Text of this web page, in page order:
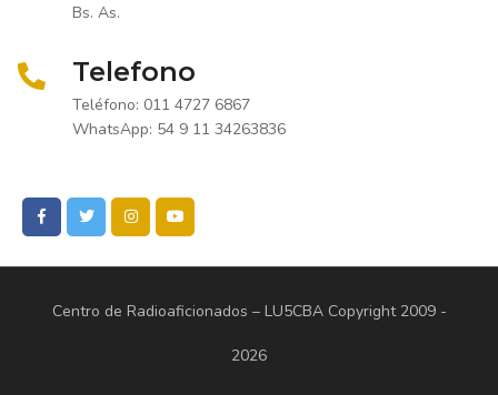
Bs. As.
Telefono
Teléfono: 011 4727 6867
WhatsApp: 54 9 11 34263836
Centro de Radioaficionados – LU5CBACopyright 2009 -
2026